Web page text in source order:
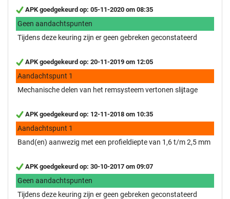
APK goedgekeurd op: 05-11-2020 om 08:35
Geen aandachtspunten
Tijdens deze keuring zijn er geen gebreken geconstateerd
APK goedgekeurd op: 20-11-2019 om 12:05
Aandachtspunt 1
Mechanische delen van het remsysteem vertonen slijtage
APK goedgekeurd op: 12-11-2018 om 10:35
Aandachtspunt 1
Band(en) aanwezig met een profieldiepte van 1,6 t/m 2,5 mm
APK goedgekeurd op: 30-10-2017 om 09:07
Geen aandachtspunten
Tijdens deze keuring zijn er geen gebreken geconstateerd